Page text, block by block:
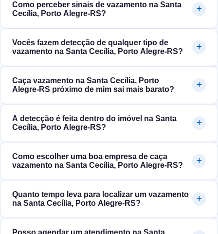
Como perceber sinais de vazamento na Santa
Cecília, Porto Alegre‑RS?
Vocês fazem detecção de qualquer tipo de
vazamento na Santa Cecília, Porto Alegre‑RS?
Caça vazamento na Santa Cecília, Porto
Alegre‑RS próximo de mim sai mais barato?
A detecção é feita dentro do imóvel na Santa
Cecília, Porto Alegre‑RS?
Como escolher uma boa empresa de caça
vazamento na Santa Cecília, Porto Alegre‑RS?
Quanto tempo leva para localizar um vazamento
na Santa Cecília, Porto Alegre‑RS?
Posso agendar um atendimento na Santa